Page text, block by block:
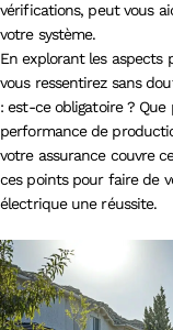
vérifications, peut vous
votre système.
En explorant les aspects
vous ressentirez sans
: est-ce obligatoire ? Que
performance de
votre assurance couvre
ces points pour faire de
électrique une réussite.